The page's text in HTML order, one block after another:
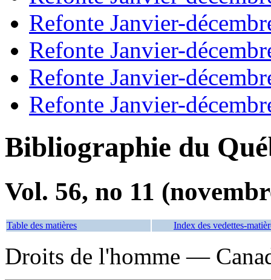
Refonte Janvier-
Refonte Janvier-
Refonte Janvier-
Refonte Janvier-
Bibliographie du
Vol. 56, no 11
Table des matières Index des vedettes-
Droits de l'homme —